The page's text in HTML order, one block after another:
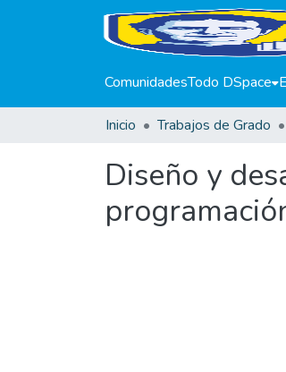
ComunidadesTodo DSpace
Inicio Trabajos de Grado
Diseño y